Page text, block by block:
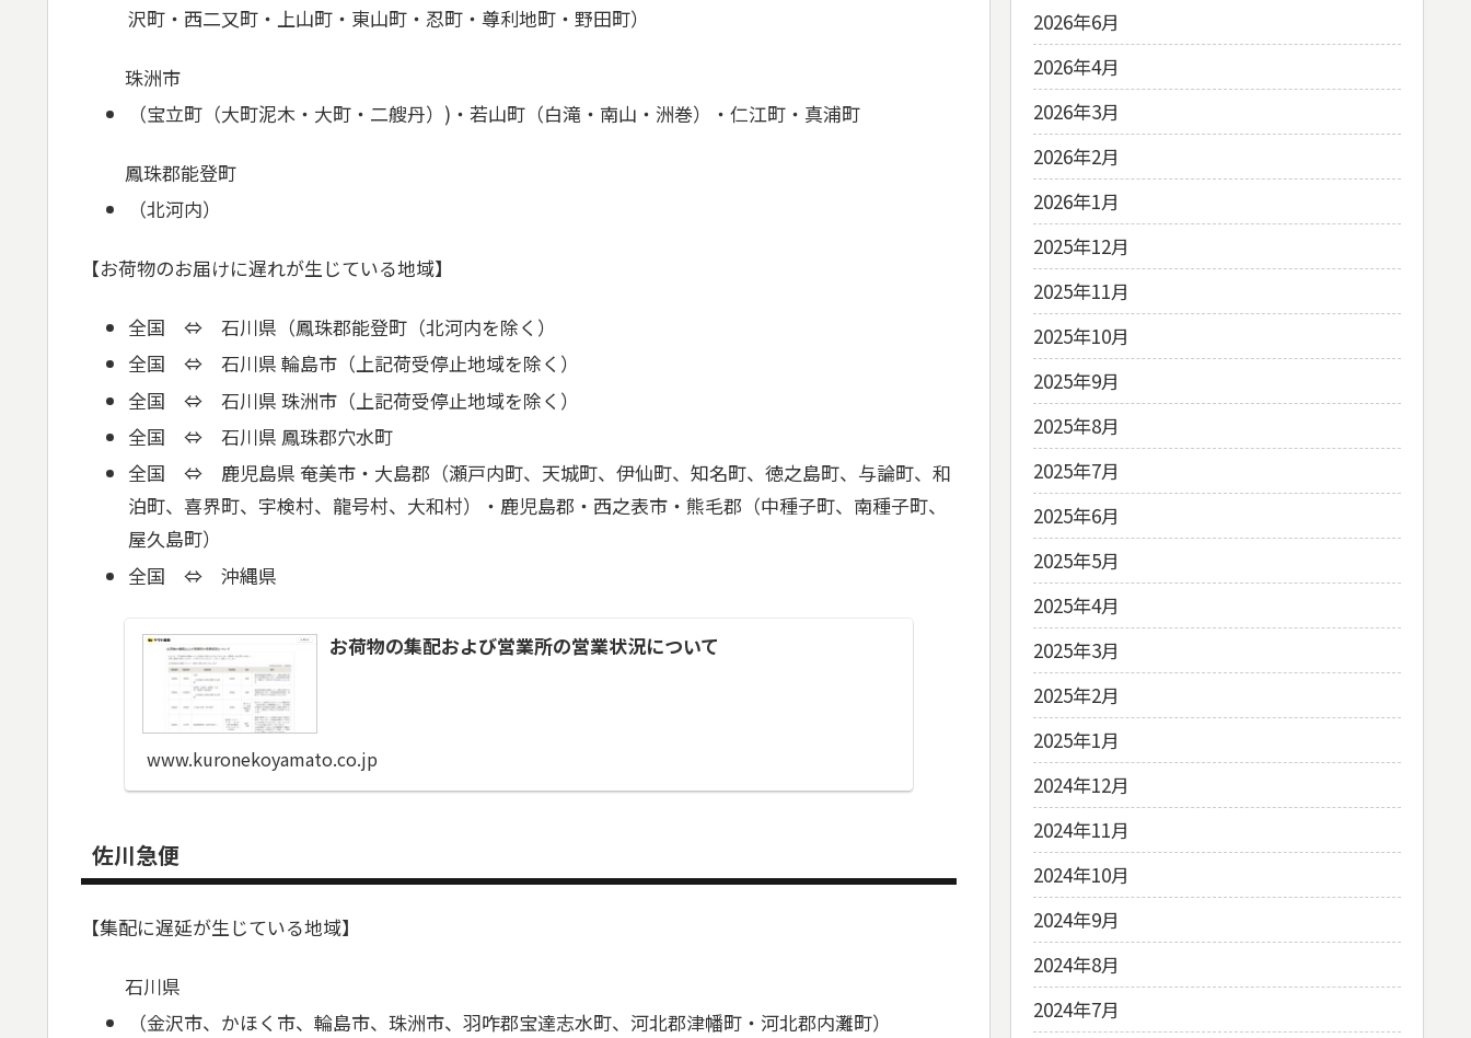
沢町・西二又町・上山町・東山町・忍町・尊利地町・野田町）
珠洲市
（宝立町（大町泥木・大町・二艘丹）)・若山町（白滝・南山・洲巻）・仁江町・真浦町
鳳珠郡能登町
（北河内）
【お荷物のお届けに遅れが生じている地域】
全国 ⇔ 石川県（鳳珠郡能登町（北河内を除く）
全国 ⇔ 石川県 輪島市（上記荷受停止地域を除く）
全国 ⇔ 石川県 珠洲市（上記荷受停止地域を除く）
全国 ⇔ 石川県 鳳珠郡穴水町
全国 ⇔ 鹿児島県 奄美市・大島郡（瀬戸内町、天城町、伊仙町、知名町、徳之島町、与論町、和
泊町、喜界町、宇検村、龍号村、大和村）・鹿児島郡・西之表市・熊毛郡（中種子町、南種子町、
屋久島町）
全国 ⇔ 沖縄県
お荷物の集配および営業所の営業状況について
www.kuronekoyamato.co.jp
佐川急便
【集配に遅延が生じている地域】
石川県
（金沢市、かほく市、輪島市、珠洲市、羽咋郡宝達志水町、河北郡津幡町・河北郡内灘町）
2026年6月
2026年4月
2026年3月
2026年2月
2026年1月
2025年12月
2025年11月
2025年10月
2025年9月
2025年8月
2025年7月
2025年6月
2025年5月
2025年4月
2025年3月
2025年2月
2025年1月
2024年12月
2024年11月
2024年10月
2024年9月
2024年8月
2024年7月